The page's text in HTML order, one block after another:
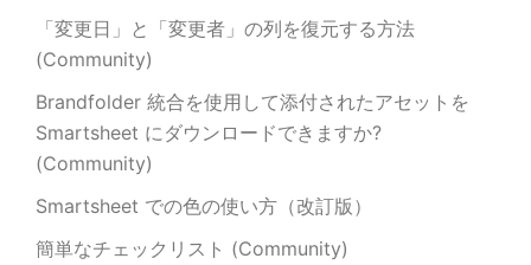
「変更日」と「変更者」の列を復元する方法
(Community)
Brandfolder 統合を使用して添付されたアセットを
Smartsheet にダウンロードできますか?
(Community)
Smartsheet での色の使い方（改訂版）
簡単なチェックリスト (Community)